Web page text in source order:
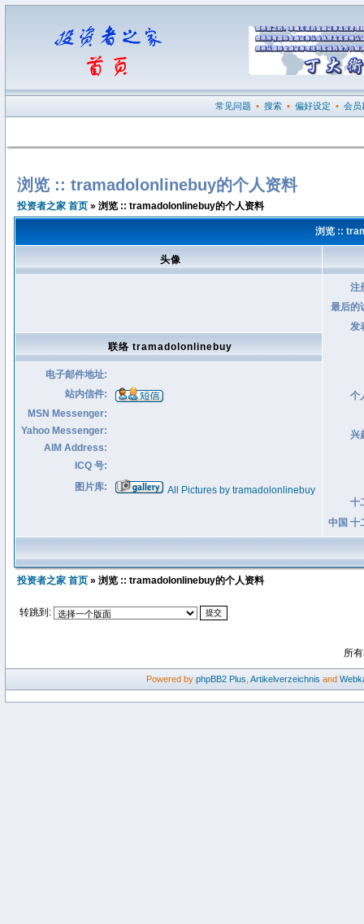
常见问题 • 搜索 • 偏好设定 • 会员
浏览 :: tramadolonlinebuy的个人资料
投资者之家 首页 » 浏览 :: tramadolonlinebuy的个人资料
浏览 ::
头像
注
最后的
发
个
兴
十
中国 十
联络 tramadolonlinebuy
电子邮件地址:
站内信件:
MSN Messenger:
Yahoo Messenger:
AIM Address:
ICQ 号:
图片库:
All Pictures by tramadolonlinebuy
投资者之家 首页 » 浏览 :: tramadolonlinebuy的个人资料
转跳到:
所
Powered by phpBB2 Plus Artikelverzeichnis and